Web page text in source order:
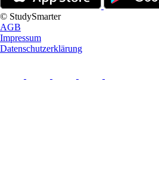
© StudySmarter
AGB
Impressum
Datenschutzerklärung